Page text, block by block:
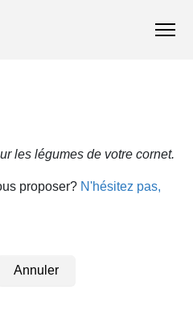
les légumes de votre cornet.
proposer? N'hésitez pas,